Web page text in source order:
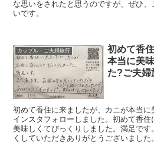
な思いをされたと思うのですが、ぜひ
いです。
カップル・ご夫婦旅行
初めて香
本当に美
た?ご夫婦
初めて香住に来ましたが、カニが本当
インスタフォローしました。初めて香
美味しくてびっくりしました。満足で
くしていただきありがとうございました